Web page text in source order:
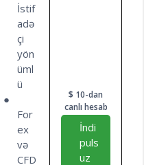
İstif
adə
çi
yön
üml
ü
For
ex
və
CFD
$ 10-dan
canlı hesab
İndi
puls
uz